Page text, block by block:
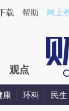
载 帮助 网上
观点
康 环科 民生